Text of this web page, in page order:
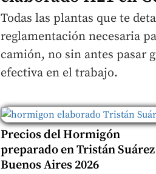
Todas las plantas que te
reglamentación necesaria
camión, no sin antes pasar
efectiva en el trabajo.
Precios del Hormigón
preparado en Tristán Suárez
Buenos Aires 2026